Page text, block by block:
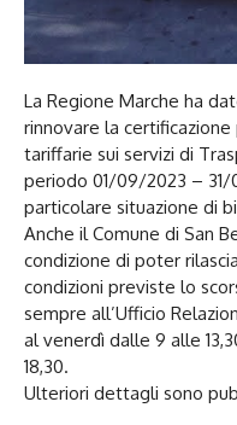
La Regione Marche ha
rinnovare la
tariffarie sui servizi di
periodo 01/09/2023 –
particolare situazione di
Anche il Comune di San
condizione di poter
condizioni previste lo
sempre all’Ufficio
al venerdì dalle 9 alle
18,30.
Ulteriori dettagli sono